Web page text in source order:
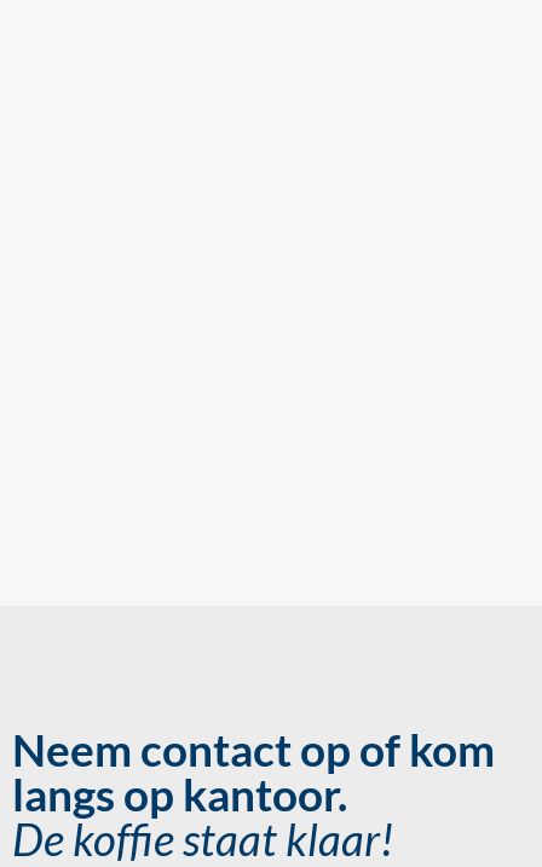
Neem contact op of kom
langs op kantoor.
De koffie staat klaar!